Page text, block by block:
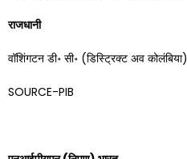
राजधानी
वॉशिंगटन डी॰ सी॰ (डिस्ट्रिक्ट अव कोलंबिया)
SOURCE-PIB